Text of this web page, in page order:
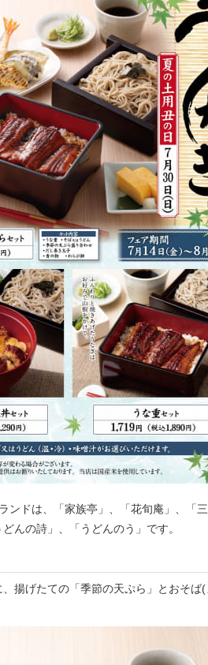
ドは、「家族亭」、「花旬庵」、「
んの詩」、「うどんのう」です。
揚げたての「季節の天ぷら」とおそば